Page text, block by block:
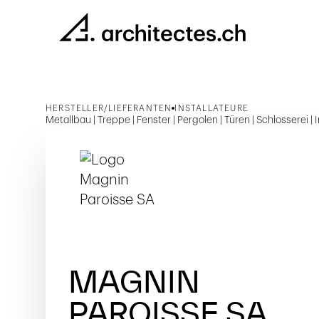
HERSTELLER/LIEFERANTEN INSTALLATEURE
Metallbau | Treppe | Fenster | Pergolen | Türen | Schlosserei
MAGNIN